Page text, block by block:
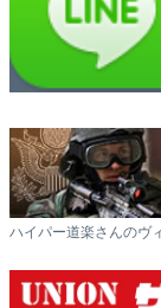
ハイパー道楽さんのヴ